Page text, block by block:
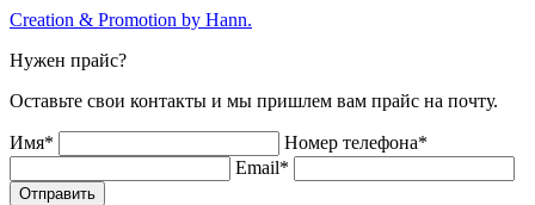
Creation & Promotion by Hann.
Нужен прайс?
Оставьте свои контакты и мы пришлем вам прайс на почту.
Имя*
Номер телефона*
Email*
Отправить